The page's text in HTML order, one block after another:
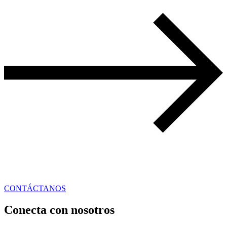
CONTÁCTANOS
Conecta con nosotros